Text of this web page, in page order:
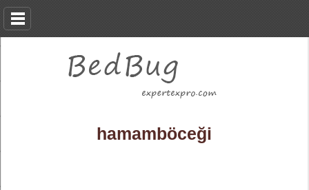
hamamböceği